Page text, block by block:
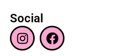
Social
I
n
F
a